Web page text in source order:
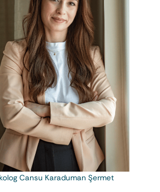
Cansu Karaduman Şermet